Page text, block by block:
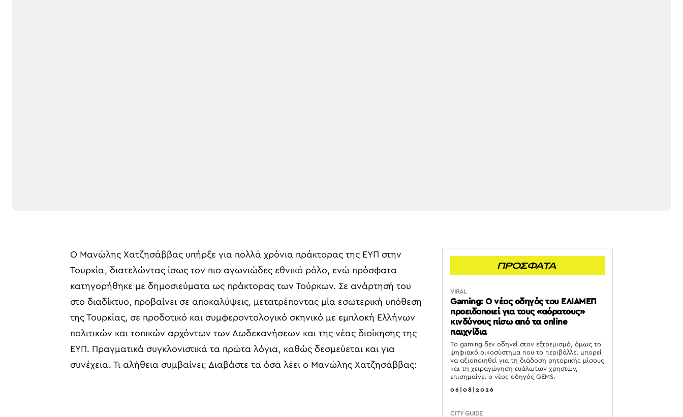
Ο Μανώλης Χατζησάββας υπήρξε για πολλά χρόνια πράκτορας της ΕΥΠ στην
Τουρκία, διατελώντας ίσως τον πιο αγωνιώδες εθνικό ρόλο, ενώ πρόσφατα
κατηγορήθηκε με δημοσιεύματα ως πράκτορας των Τούρκων. Σε ανάρτησή του
στο διαδίκτυο, προβαίνει σε αποκαλύψεις, μετατρέποντας μία εσωτερική υπόθεση
της Τουρκίας, σε προδοτικό και συμφεροντολογικό σκηνικό με εμπλοκή Ελλήνων
πολιτικών και τοπικών αρχόντων των Δωδεκανήσεων και της νέας διοίκησης της
ΕΥΠ. Πραγματικά συγκλονιστικά τα πρώτα λόγια, καθώς δεσμεύεται και για
συνέχεια. Τι αλήθεια συμβαίνει; Διαβάστε τα όσα λέει ο Μανώλης Χατζησάββας:
ΠΡΟΣΦΑΤΑ
VIRAL
Gaming: Ο νέος οδηγός του ΕΛΙΑΜΕΠ
προειδοποιεί για τους «αόρατους»
κινδύνους πίσω από τα online
παιχνίδια
Το gaming δεν οδηγεί στον εξτρεμισμό, όμως το
ψηφιακό οικοσύστημα που το περιβάλλει μπορεί
να αξιοποιηθεί για τη διάδοση ρητορικής μίσους
και τη χειραγώγηση ευάλωτων χρηστών,
επισημαίνει ο νέος οδηγός GEMS.
06|08|2026
CITY GUIDE